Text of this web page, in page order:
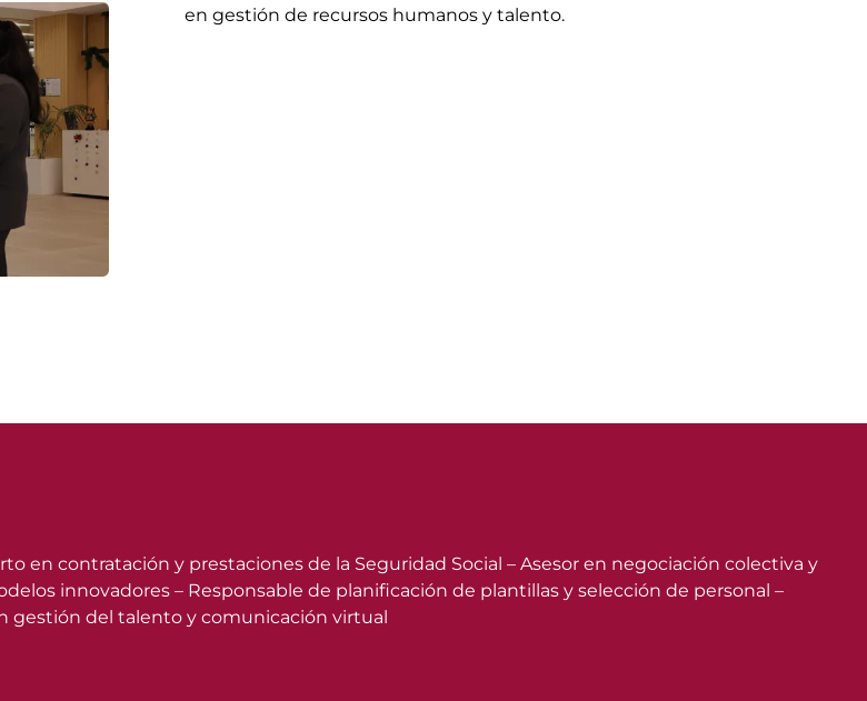
en gestión de recursos humanos y talento.
en contratación y prestaciones de la Seguridad Social – Asesor en negociación colectiva y
innovadores – Responsable de planificación de plantillas y selección de personal –
gestión del talento y comunicación virtual